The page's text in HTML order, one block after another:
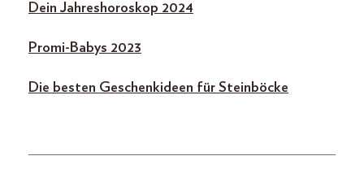
Dein Jahreshoroskop 2024
Promi-Babys 2023
Die besten Geschenkideen für Steinböcke